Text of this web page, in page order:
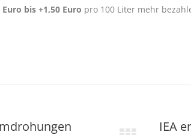
Euro bis +1,50 Euro pro 100 Liter mehr
IEA